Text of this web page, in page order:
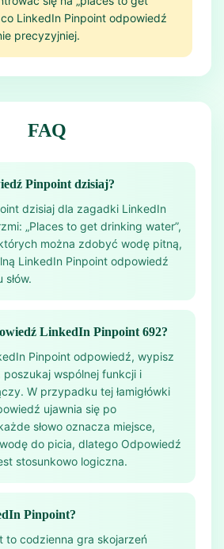
LinkedIn Pinpoint odpowiedź
precyzyjniej.
FAQ
Pinpoint dzisiaj?
dzisiaj dla zagadki LinkedIn
„Places to get drinking water”,
można zdobyć wodę pitną,
LinkedIn Pinpoint odpowiedź
LinkedIn Pinpoint 692?
Pinpoint odpowiedź, wypisz
poszukaj wspólnej funkcji i
W przypadku tej łamigłówki
ujawnia się po
słowo oznacza miejsce,
do picia, dlatego Odpowiedź
stosunkowo logiczna.
Pinpoint?
to codzienna gra skojarzeń